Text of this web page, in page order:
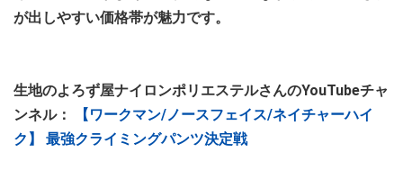
が出しやすい価格帯が魅力です。
生地のよろず屋ナイロンポリエステルさんのYouTubeチャ
ンネル：
【ワークマン/ノースフェイス/ネイチャーハイ
ク】 最強クライミングパンツ決定戦